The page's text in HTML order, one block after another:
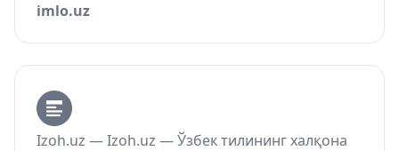
imlo.uz
Izoh.uz — Izoh.uz — Ўзбек тилининг халқона